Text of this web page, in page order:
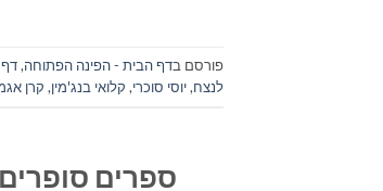
פורסם בדף הבית - הפינה הפתוחה,
לנצח,יוסי סוכרי, קלואי בנג'מין, קרן
ספרים